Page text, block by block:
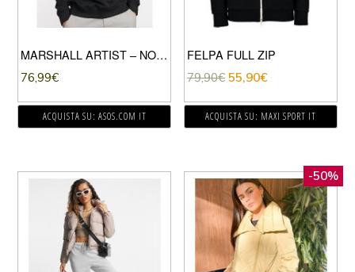
MARSHALL ARTIST – NON ATH – FELPA RICAMATA NERA-NERO
76,99€
ACQUISTA SU: ASOS.COM IT
FELPA FULL ZIP
79,90€ 55,90€
ACQUISTA SU: MAXI SPORT IT
-50%